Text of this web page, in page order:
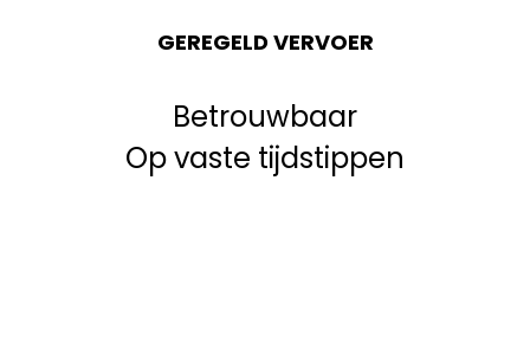
GEREGELD VERVOER
Betrouwbaar
Op vaste tijdstippen